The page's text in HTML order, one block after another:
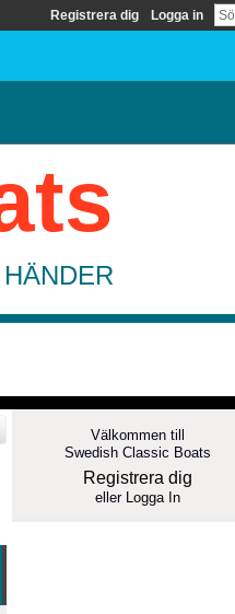
Registrera dig Logga in
Välkommen till
Swedish Classic Boats
Registrera dig
eller Logga In